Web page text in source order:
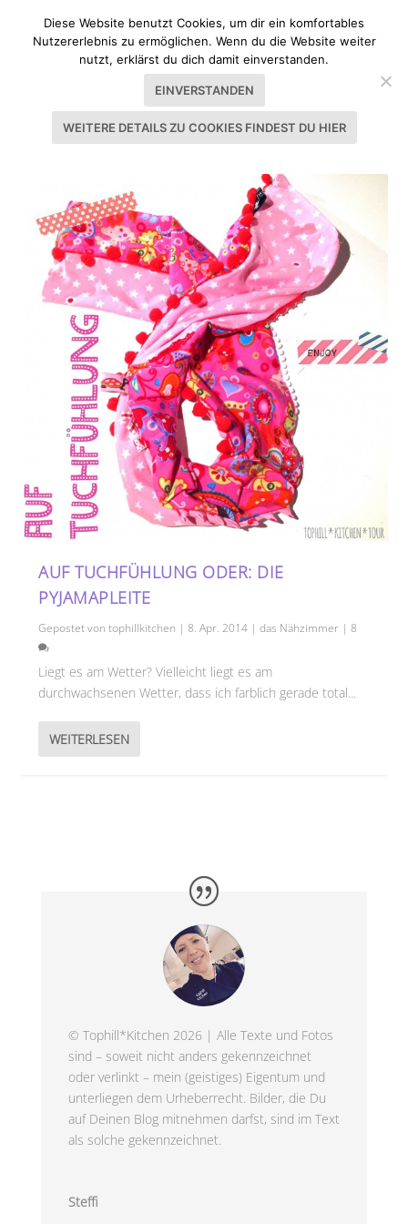
SCHLAGWORT:SPITZE
AUF TUCHFÜHLUNG ODER: DIE
PYJAMAPLEITE
Gepostet vontophillkitchen |8. Apr. 2014 |das Nähzimmer |8
Liegt es am Wetter? Vielleicht liegt es am
durchwachsenen Wetter, dass ich farblich gerade total...
WEITERLESEN
© Tophill*Kitchen 2026 | Alle Texte und Fotos
sind – soweit nicht anders gekennzeichnet
oder verlinkt – mein (geistiges) Eigentum und
unterliegen dem Urheberrecht. Bilder, die Du
auf Deinen Blog mitnehmen darfst, sind im Text
als solche gekennzeichnet.
Steffi
Diese Website benutzt Cookies, um dir ein komfortables
Nutzererlebnis zu ermöglichen. Wenn du die Website weiter
nutzt, erklärst du dich damit einverstanden.
EINVERSTANDEN
WEITERE DETAILS ZU COOKIES FINDEST DU HIER